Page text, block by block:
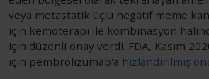
veya metastatik üçlü negatif meme
için kemoterapi ile kombinasyon
için düzenli onay verdi. FDA, Kasım
için pembrolizumab'a hızlandırılmış